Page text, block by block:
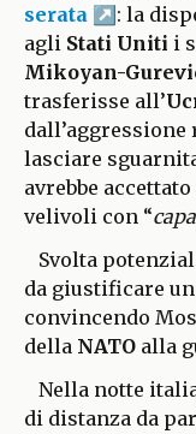
serata
: la
agli Stati Uniti i
Mikoyan-
trasferisse all’
dall’aggressione
lasciare
avrebbe
velivoli con “
Svolta
da giustificare
convincendo
della NATO alla
Nella notte
di distanza da